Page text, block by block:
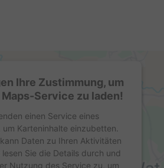
Ihre Zustimmung, um
Service zu laden!
einen Service eines
Karteninhalte einzubetten.
Daten zu Ihren Aktivitäten
Sie die Details durch und
Nutzung des Service zu, um